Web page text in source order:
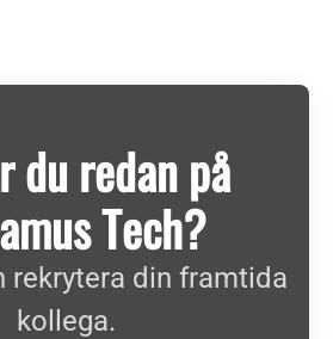
du redan på
Tech?
rekrytera din framtida
kollega.